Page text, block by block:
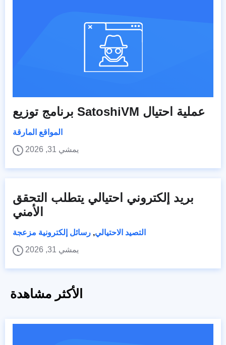
برنامج توزيع SatoshiVM عملية احتيال
المواقع المارقة
يمشي 31, 2026
بريد إلكتروني احتيالي يتطلب التحقق
الأمني
التصيد الاحتيالي, رسائل إلكترونية مزعجة
يمشي 31, 2026
الأكثر مشاهدة